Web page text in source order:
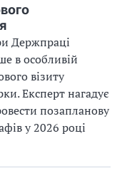
Держпраці
в особливій
візиту
Експерт нагадує
позапланову
у 2026 році